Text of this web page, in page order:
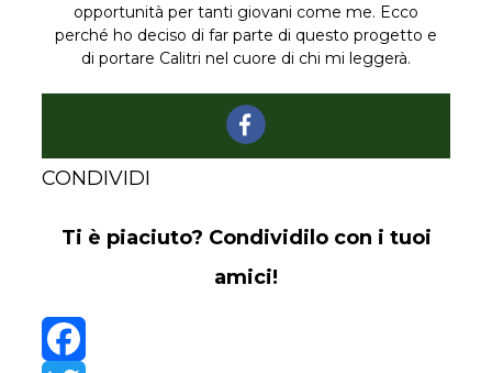
opportunità per tanti giovani come me. Ecco
perché ho deciso di far parte di questo progetto e
di portare Calitri nel cuore di chi mi leggerà.
CONDIVIDI
Ti è piaciuto? Condividilo con i tuoi
amici!